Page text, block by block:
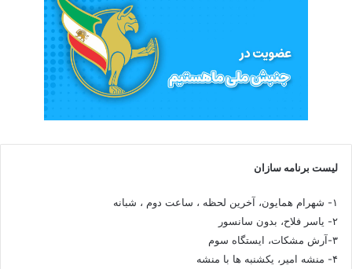
لیست برنامه سازان
۱- شهرام همایون، آخرین لحظه ، ساعت دوم ، شبانه
۲- یاسر فلاح، بدون سانسور
۳-آرش مشکات، ایستگاه سوم
۴- منشه امیر، یکشنبه ها با منشه